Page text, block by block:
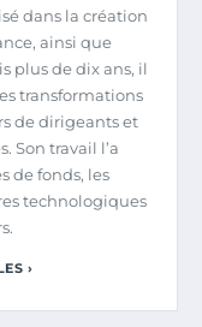
dans la création
ainsi que
plus de dix ans, il
transformations
de dirigeants et
Son travail l’a
de fonds, les
technologiques
›